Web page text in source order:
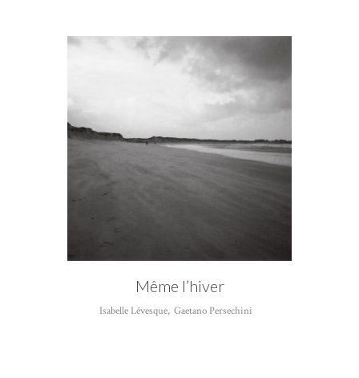
CATÉGORIE
Gaetano Persechini
Même l’hiver
Isabelle Lévesque, Gaetano Persechini